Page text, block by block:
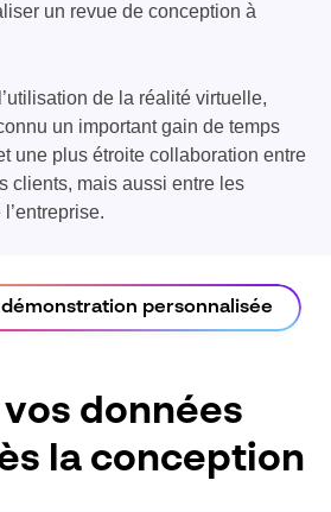
un revue de conception à
de la réalité virtuelle,
un important gain de temps
une plus étroite collaboration entre
clients, mais aussi entre les
personnalisée
données
la conception